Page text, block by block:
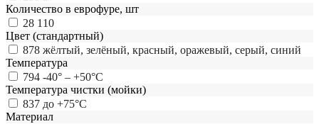
Количество в еврофуре, шт
28 110
Цвет (стандартный)
878 жёлтый, зелёный, красный, оражевый, серый, синий
Температура
794 -40° – +50°С
Температура чистки (мойки)
837 до +75°С
Материал